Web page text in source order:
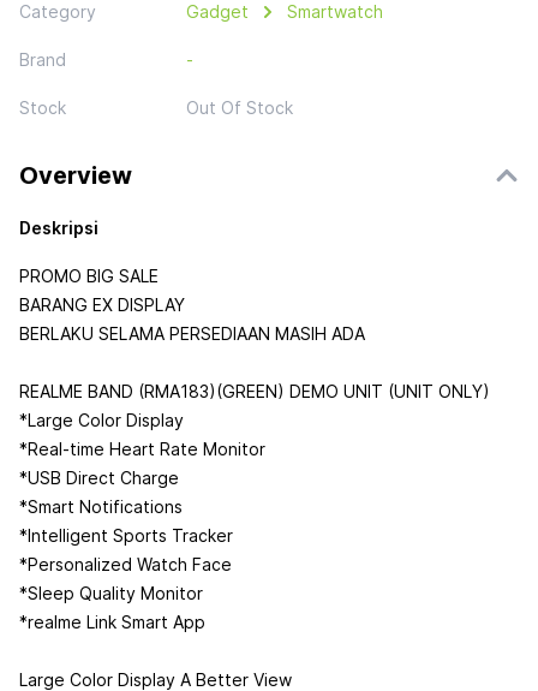
Category Gadget Smartwatch
Brand -
Stock Out Of Stock
Overview
Deskripsi
PROMO BIG SALE
BARANG EX DISPLAY
BERLAKU SELAMA PERSEDIAAN MASIH ADA
REALME BAND (RMA183)(GREEN) DEMO UNIT (UNIT ONLY)
*Large Color Display
*Real-time Heart Rate Monitor
*USB Direct Charge
*Smart Notifications
*Intelligent Sports Tracker
*Personalized Watch Face
*Sleep Quality Monitor
*realme Link Smart App
Large Color Display A Better View